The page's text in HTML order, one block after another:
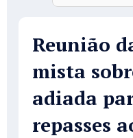
Reunião
mista
adiada
repasses